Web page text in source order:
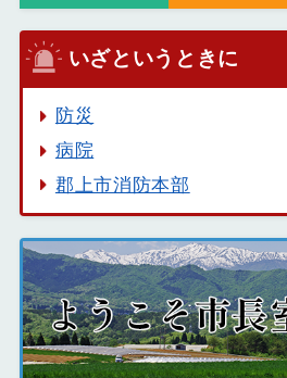
いざというときに
防災
病院
郡上市消防本部